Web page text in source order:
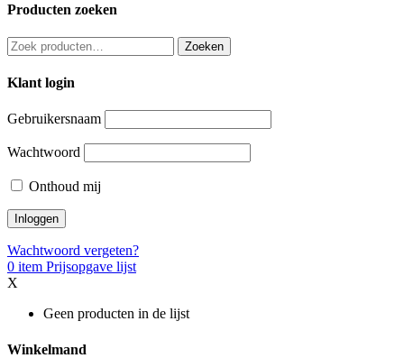
Producten zoeken
Zoeken
naar:
Zoeken
Klant login
Gebruikersnaam
Wachtwoord
Onthoud mij
Wachtwoord vergeten?
0 item Prijsopgave lijst
X
Geen producten in de lijst
Winkelmand